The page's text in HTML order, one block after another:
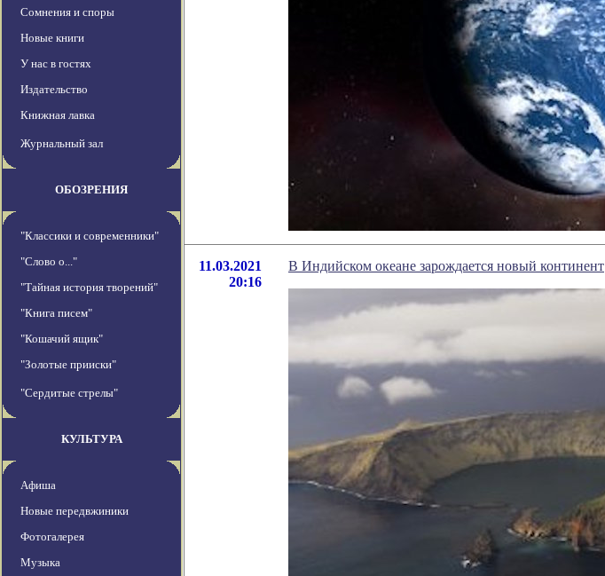
Сомнения и споры
Новые книги
У нас в гостях
Издательство
Книжная лавка
Журнальный зал
ОБОЗРЕНИЯ
"Классики и современники"
"Слово о..."
"Тайная история творений"
"Книга писем"
"Кошачий ящик"
"Золотые прииски"
"Сердитые стрелы"
КУЛЬТУРА
Афиша
Новые передвжиники
Фотогалерея
Музыка
11.03.2021
20:16
В Индийском океане зарождается новый континент